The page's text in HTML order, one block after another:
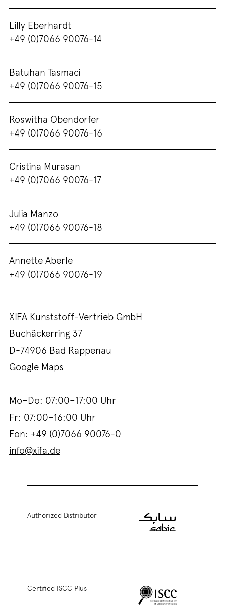
Lilly Eberhardt
+49 (0)7066 90076-14
Batuhan Tasmaci
+49 (0)7066 90076-15
Roswitha Obendorfer
+49 (0)7066 90076-16
Cristina Murasan
+49 (0)7066 90076-17
Julia Manzo
+49 (0)7066 90076-18
Annette Aberle
+49 (0)7066 90076-19
XIFA Kunststoff-Vertrieb GmbH
Buchäckerring 37
D-74906 Bad Rappenau
Google Maps
Mo–Do: 07:00–17:00 Uhr
Fr: 07:00–16:00 Uhr
Fon: +49 (0)7066 90076-0
info@xifa.de
Authorized Distributor
Certified ISCC Plus